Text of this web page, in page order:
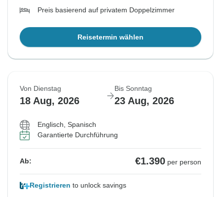
Preis basierend auf privatem Doppelzimmer
Reisetermin wählen
Von Dienstag
18 Aug, 2026
Bis Sonntag
23 Aug, 2026
Englisch, Spanisch
Garantierte Durchführung
Ab: €1.390 per person
Registrieren to unlock savings